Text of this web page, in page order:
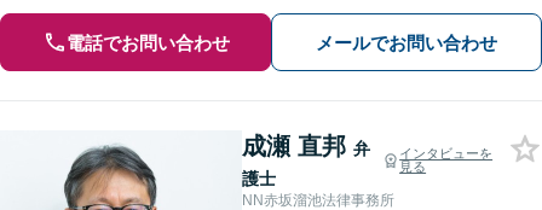
電話でお問い合わせ メールでお問い合わせ
成瀬 直邦 弁
護士
インタビューを
見る
NN赤坂溜池法律事務所